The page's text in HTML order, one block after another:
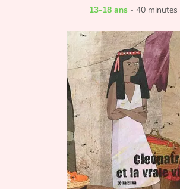
Bibliothèque
Contes d'ici et d'ailleurs
Fable, mythe, littérature et poésie
Princesses et princes, rois, reines et
13-18 ans- 40 minutes